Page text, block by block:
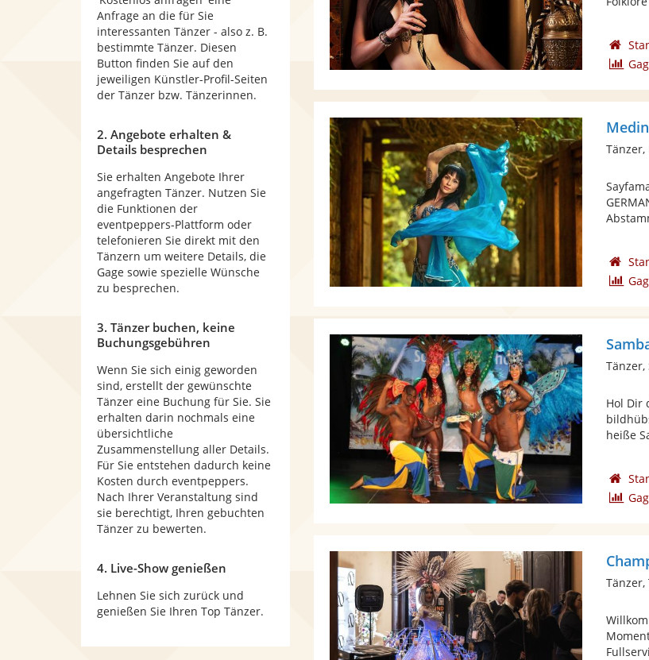
Tänzer,
Tänzer,
Hol Dir
heiße
Anfrage an die für Sie
interessanten Tänzer - also z. B.
bestimmte Tänzer. Diesen
Button finden Sie auf den
jeweiligen Künstler-Profil-Seiten
der Tänzer bzw. Tänzerinnen.
2. Angebote erhalten &
Details besprechen
Sie erhalten Angebote Ihrer
angefragten Tänzer. Nutzen Sie
die Funktionen der
eventpeppers-Plattform oder
telefonieren Sie direkt mit den
Tänzern um weitere Details, die
Gage sowie spezielle Wünsche
zu besprechen.
3. Tänzer buchen, keine
Buchungsgebühren
Wenn Sie sich einig geworden
sind, erstellt der gewünschte
Tänzer eine Buchung für Sie. Sie
erhalten darin nochmals eine
übersichtliche
Zusammenstellung aller Details.
Für Sie entstehen dadurch keine
Kosten durch eventpeppers.
Nach Ihrer Veranstaltung sind
sie berechtigt, Ihren gebuchten
Tänzer zu bewerten.
4. Live-Show genießen
Lehnen Sie sich zurück und
genießen Sie Ihren Top Tänzer.